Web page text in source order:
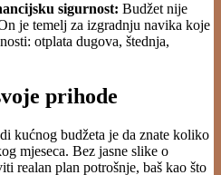
sigurnost: Budžet nije
je temelj za izgradnju navika koje
otplata dugova, štednja,
prihode
kućnog budžeta je da znate koliko
mjeseca. Bez jasne slike o
realan plan potrošnje, baš kao što